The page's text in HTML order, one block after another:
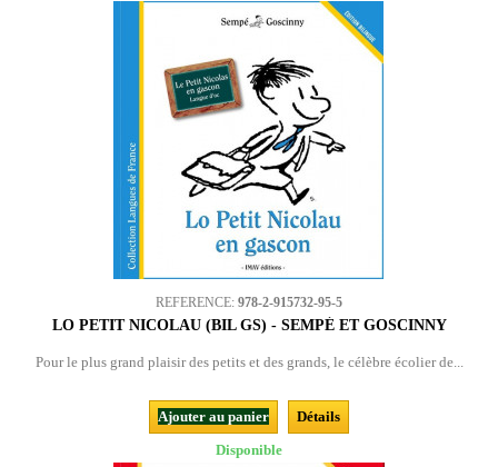
REFERENCE: 978-2-915732-95-5
LO PETIT NICOLAU (BIL GS) - SEMPÉ ET GOSCINNY
Pour le plus grand plaisir des petits et des grands, le célèbre écolier de...
Ajouter au panier
Détails
Disponible